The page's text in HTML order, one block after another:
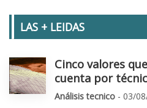
LAS + LEIDAS
Cinco valores
cuenta por
Análisis tecnico - 03/